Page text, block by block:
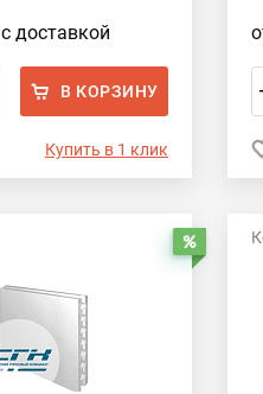
с доставкой
В КОРЗИНУ
Купить в 1 клик